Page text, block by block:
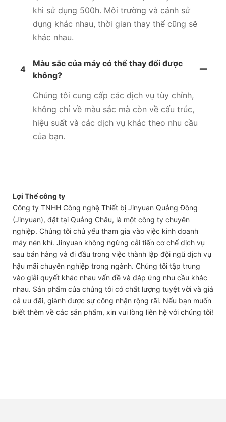
khi sử dụng 500h. Môi trường và cảnh sử
dụng khác nhau, thời gian thay thế cũng sẽ
khác nhau.
4
Màu sắc của máy có thể thay đổi được
không?
Chúng tôi cung cấp các dịch vụ tùy chỉnh,
không chỉ về màu sắc mà còn về cấu trúc,
hiệu suất và các dịch vụ khác theo nhu cầu
của bạn.
Lợi Thế công ty
Công ty TNHH Công nghệ Thiết bị Jinyuan Quảng Đông
(Jinyuan), đặt tại Quảng Châu, là một công ty chuyên
nghiệp. Chúng tôi chủ yếu tham gia vào việc kinh doanh
máy nén khí. Jinyuan không ngừng cải tiến cơ chế dịch vụ
sau bán hàng và đi đầu trong việc thành lập đội ngũ dịch vụ
hậu mãi chuyên nghiệp trong ngành. Chúng tôi tập trung
vào giải quyết khác nhau vấn đề và đáp ứng nhu cầu khác
nhau. Sản phẩm của chúng tôi có chất lượng tuyệt vời và giá
cả ưu đãi, giành được sự công nhận rộng rãi. Nếu bạn muốn
biết thêm về các sản phẩm, xin vui lòng liên hệ với chúng tôi!